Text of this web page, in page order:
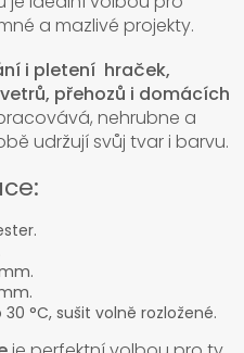
a mazlivé projekty.
i pletení hraček,
přehozů i domácích
nehrubne a
udržují svůj tvar i barvu.
°C, sušit volně rozložené.